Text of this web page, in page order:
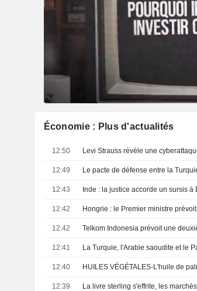
Économie : Plus d'actualités
12:50
12:49
12:43
12:42
12:42
12:41
12:40
12:39